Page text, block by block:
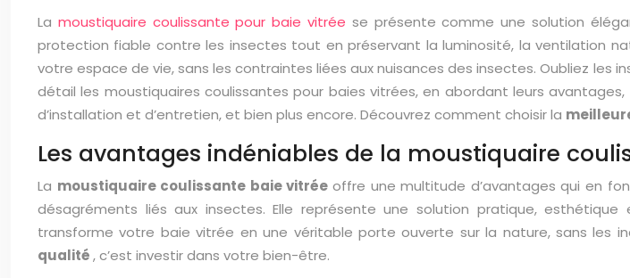
La moustiquaire coulissante pour baie vitrée se présente comme une solution
protection fiable contre les insectes tout en préservant la luminosité, la ventilation
votre espace de vie, sans les contraintes liées aux nuisances des insectes. Oubliez
détail les moustiquaires coulissantes pour baies vitrées, en abordant leurs
d’installation et d’entretien, et bien plus encore. Découvrez comment choisir la
Les avantages indéniables de la moustiquaire
La moustiquaire coulissante baie vitréeoffre une multitude d’avantages qui en
désagréments liés aux insectes. Elle représente une solution pratique,
transforme votre baie vitrée en une véritable porte ouverte sur la nature, sans les
qualité, c’est investir dans votre bien-être.